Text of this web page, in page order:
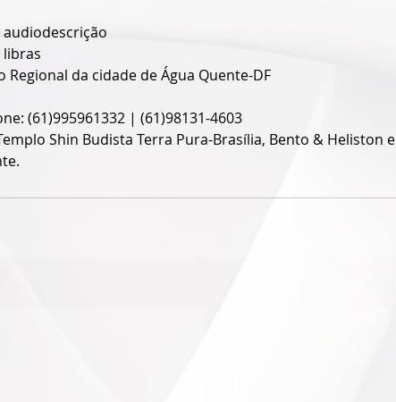
audiodescrição
libras
da cidade de Água Quente-DF
(61)995961332 | (61)98131-4603
Shin Budista Terra Pura-Brasília, Bento & Heliston e